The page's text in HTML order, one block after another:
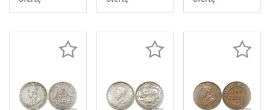
Silver AU ->
Silver -
offer
Silver -
offer